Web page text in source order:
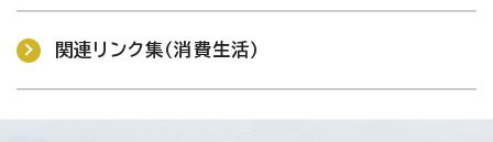
関連リンク集（消費生活）